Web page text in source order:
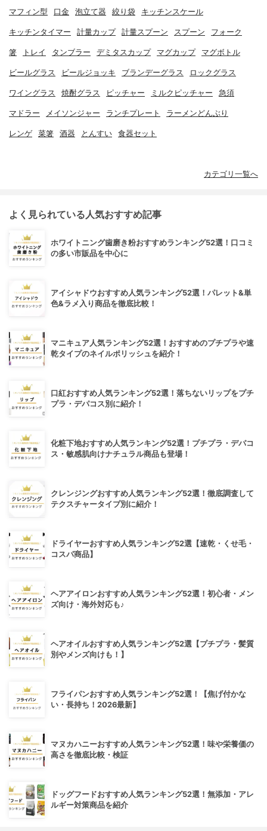
マフィン型 口金 泡立て器 絞り袋 キッチンスケール
キッチンタイマー 計量カップ 計量スプーン スプーン フォーク
箸 トレイ タンブラー デミタスカップ マグカップ マグボトル
ビールグラス ビールジョッキ ブランデーグラス ロックグラス
ワイングラス 焼酎グラス ピッチャー ミルクピッチャー 急須
マドラー メイソンジャー ランチプレート ラーメンどんぶり
レンゲ 菜箸 酒器 とんすい 食器セット
カテゴリ一覧へ
よく見られている人気おすすめ記事
ホワイトニング歯磨き粉おすすめランキング52選！口コミ
の多い市販品を中心に
アイシャドウおすすめ人気ランキング52選！パレット&単
色&ラメ入り商品を徹底比較！
マニキュア人気ランキング52選！おすすめのプチプラや速
乾タイプのネイルポリッシュを紹介！
口紅おすすめ人気ランキング52選！落ちないリップをプチ
プラ・デパコス別に紹介！
化粧下地おすすめ人気ランキング52選！プチプラ・デパコ
ス・敏感肌向けナチュラル商品も登場！
クレンジングおすすめ人気ランキング52選！徹底調査して
テクスチャータイプ別に紹介！
ドライヤーおすすめ人気ランキング52選【速乾・くせ毛・
コスパ商品】
ヘアアイロンおすすめ人気ランキング52選！初心者・メン
ズ向け・海外対応も♪
ヘアオイルおすすめ人気ランキング52選【プチプラ・髪質
別やメンズ向けも！】
フライパンおすすめ人気ランキング52選！【焦げ付かな
い・長持ち！2026最新】
マヌカハニーおすすめ人気ランキング52選！味や栄養価の
高さを徹底比較・検証
ドッグフードおすすめ人気ランキング52選！無添加・アレ
ルギー対策商品を紹介